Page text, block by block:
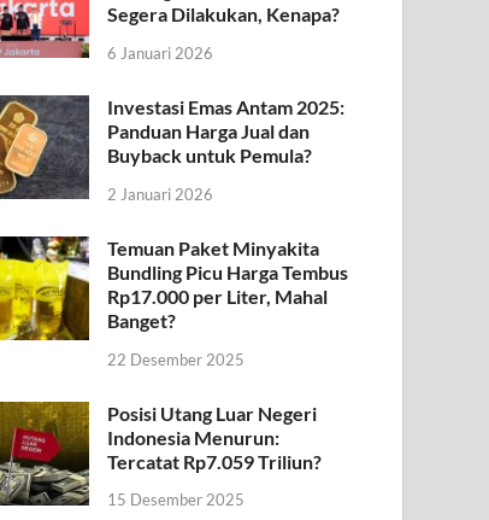
Segera Dilakukan, Kenapa?
6 Januari 2026
Investasi Emas Antam 2025:
Panduan Harga Jual dan
Buyback untuk Pemula?
2 Januari 2026
Temuan Paket Minyakita
Bundling Picu Harga Tembus
Rp17.000 per Liter, Mahal
Banget?
22 Desember 2025
Posisi Utang Luar Negeri
Indonesia Menurun:
Tercatat Rp7.059 Triliun?
15 Desember 2025